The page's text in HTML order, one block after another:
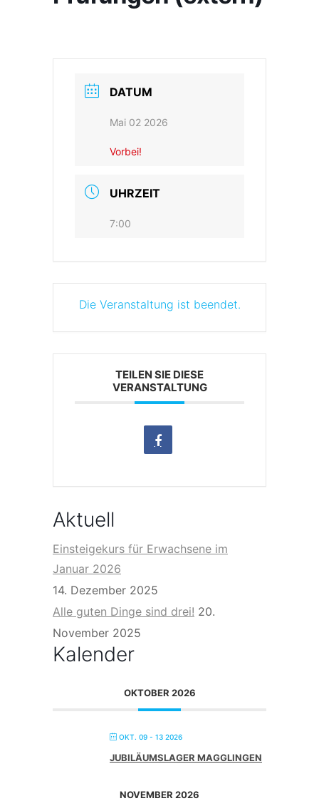
- Terminkalender
DATUM
Mai 02 2026
Vorbei!
UHRZEIT
7:00
Die Veranstaltung ist beendet.
TEILEN SIE DIESE
VERANSTALTUNG
Aktuell
Einsteigekurs für Erwachsene im
Januar 2026
14. Dezember 2025
Alle guten Dinge sind drei! 20.
November 2025
Kalender
OKTOBER 2026
OKT. 09 - 13 2026
JUBILÄUMSLAGER MAGGLINGEN
NOVEMBER 2026